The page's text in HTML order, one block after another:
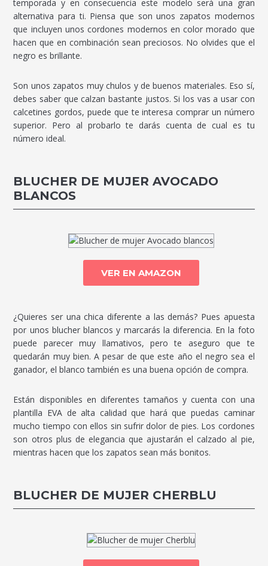
temporada y en consecuencia este modelo será una gran
alternativa para ti. Piensa que son unos zapatos modernos
que incluyen unos cordones modernos en color morado que
hacen que en combinación sean preciosos. No olvides que el
negro es brillante.
Son unos zapatos muy chulos y de buenos materiales. Eso sí,
debes saber que calzan bastante justos. Si los vas a usar con
calcetines gordos, puede que te interesa comprar un número
superior. Pero al probarlo te darás cuenta de cual es tu
número ideal.
BLUCHER DE MUJER AVOCADO
BLANCOS
VER EN AMAZON
¿Quieres ser una chica diferente a las demás? Pues apuesta
por unos blucher blancos y marcarás la diferencia. En la foto
puede parecer muy llamativos, pero te aseguro que te
quedarán muy bien. A pesar de que este año el negro sea el
ganador, el blanco también es una buena opción de compra.
Están disponibles en diferentes tamaños y cuenta con una
plantilla EVA de alta calidad que hará que puedas caminar
mucho tiempo con ellos sin sufrir dolor de pies. Los cordones
son otros plus de elegancia que ajustarán el calzado al pie,
mientras hacen que los zapatos sean más bonitos.
BLUCHER DE MUJER CHERBLU